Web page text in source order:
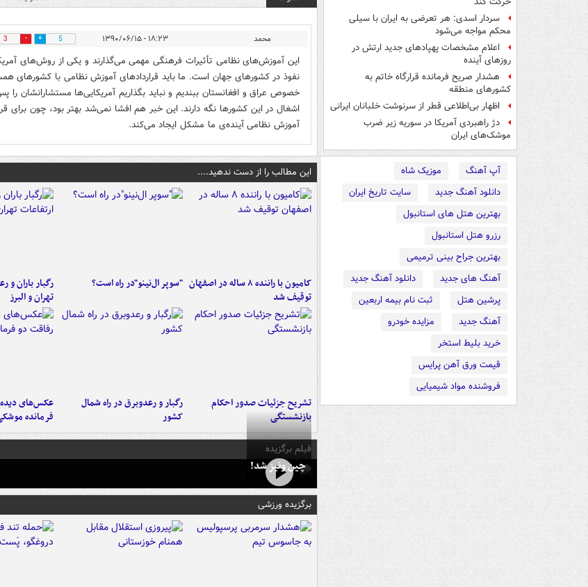
سردار اسدی: هر تعرضی به ایران با سیلی
محکم مواجه می‌شود
اعلام مشخصات پهپادهای جدید ارتش در
روزهای آینده
هشدار صریح فرمانده قرارگاه خاتم‌ به
کشورهای منطقه
اظهار بی‌اطلاعی قطر از سرنوشت خلبانان ایرانی
دژ راهبردی آمریکا در سوریه زیر ضرب
موشک‌های ایران
آپ آهنگ
موزیک شاه
دانلود آهنگ جدید
سایت تاریخ ایران
بهترین هتل های استانبول
رزرو هتل استانبول
بهترین جراح بینی ترمیمی
آهنگ های جدید
دانلود آهنگ جدید
پرشین هتل
ثبت نام بیمه اربعین
آهنگ جدید
مزایده خودرو
خرید بلیط استخر
قیمت ورق آهن پرایس
فروشنده مواد شیمیایی
محمد ۱۸:۲۳ - ۱۳۹۰/۰۶/۱۵ 5
3
این آموزش‌های نظامی تأثیرات فرهنگی مهمی می‌گذارند و یکی از روش‌های
نفوذ در کشورهای جهان است. ما باید قراردادهای آموزش نظامی با کشورهای
خصوص عراق و افغانستان ببندیم و نباید بگذاریم آمریکایی‌ها مستشارانشان را
اشغال در این کشورها نگه دارند. این خبر هم افشا نمی‌شد بهتر بود، چون برای
آموزش نظامی آینده‌ی ما مشکل ایجاد می‌کند.
این مطالب را از دست ندهید....
کامیون با راننده ۸ ساله در اصفهان
توقیف شد
"سوپر ال‌نینو"در راه است؟
رگبار باران و
تهران و البرز
تشریح جزئیات صدور احکام
بازنشستگی
رگبار و رعدوبرق در راه شمال
کشور
عکس‌های دیده
فرمانده‌
فیلم برگزیده
چین ونیز شد!
برگزیده ورزشی